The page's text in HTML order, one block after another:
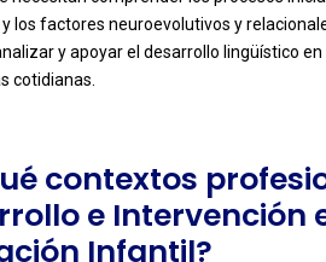
los factores neuroevolutivos y
y apoyar el desarrollo lingüístico
cotidianas.
contextos
e Intervención
Infantil?